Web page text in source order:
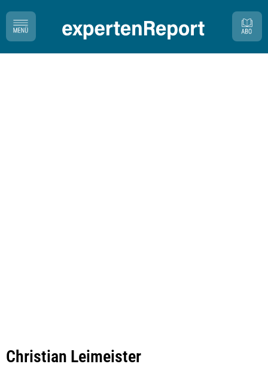
Christian Leimeister